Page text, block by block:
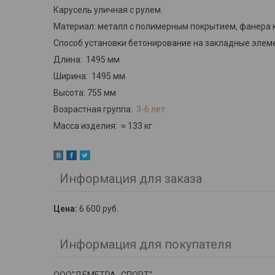
Карусель уличная с рулем.
Материал: металл с полимерным покрытием, фанера
Способ установки бетонирование на закладные
Длина: 1495 мм
Ширина: 1495 мм
Высота: 755 мм
Возрастная группа: 3-6 лет
Масса изделия: ≈ 133 кг
Информация для заказа
Цена: 6 600 руб.
Информация для покупателя